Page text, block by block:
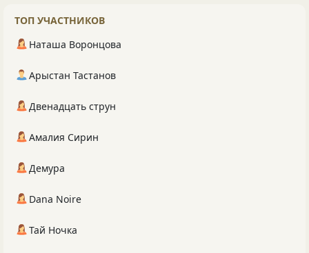
ТОП УЧАСТНИКОВ
Наташа Воронцова
Арыстан Тастанов
Двенадцать струн
Амалия Сирин
Демура
Dana Noire
Тай Ночка